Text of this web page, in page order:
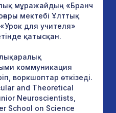
мұражайдың «Бранч
мектебі Ұлттық
для учителя»
қатысқан.
коммуникация
воркшоптар өткізеді.
and Theoretical
Neuroscientists,
School on Science